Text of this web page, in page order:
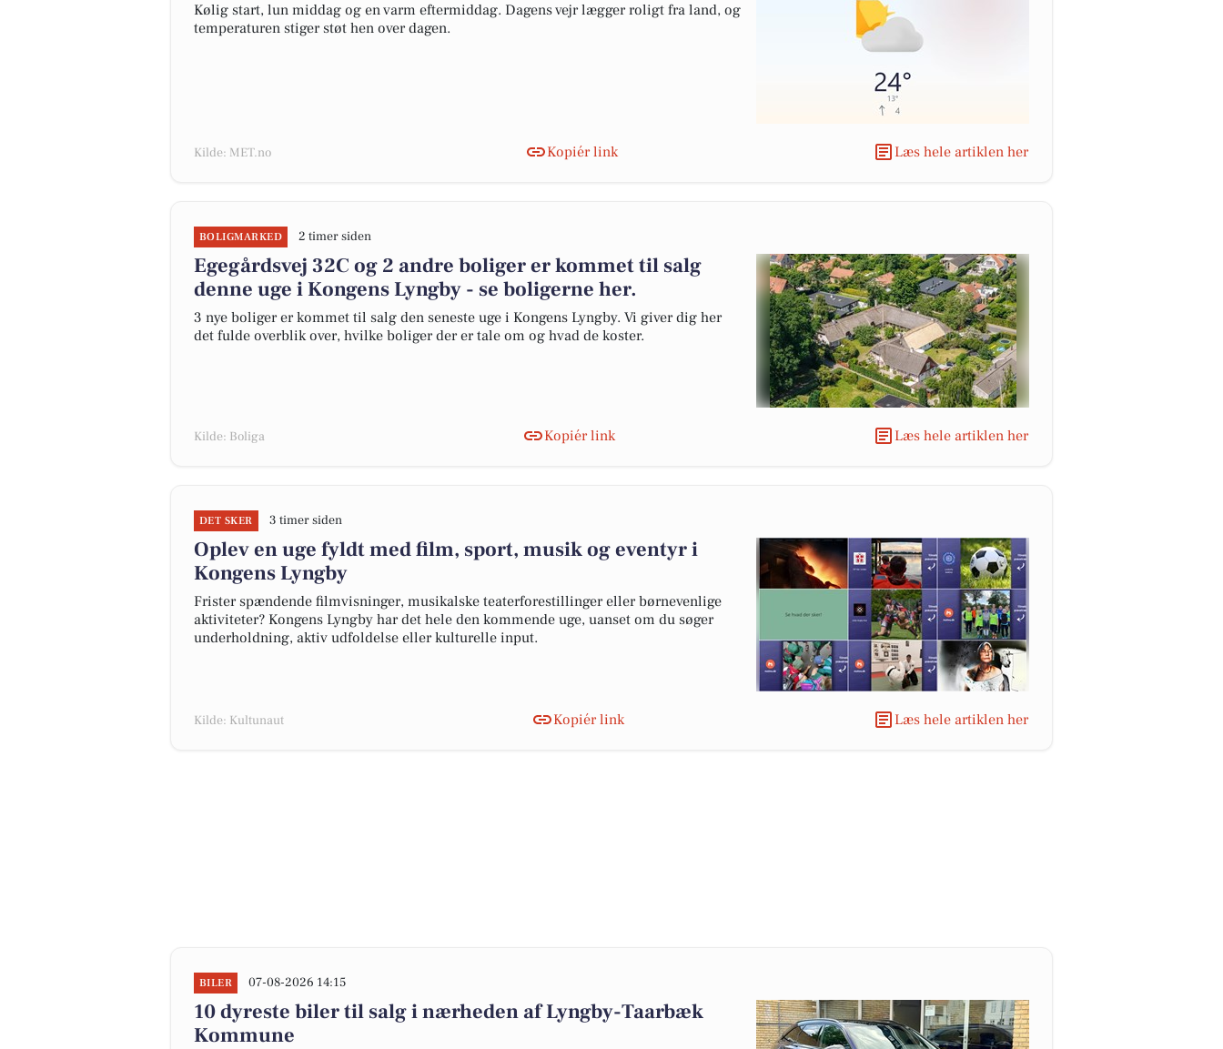
Kølig start, lun middag og en varm eftermiddag. Dagens vejr lægger roligt fra land, og
temperaturen stiger støt hen over dagen.
Kilde: MET.no Kopiér link Læs hele artiklen her
BOLIGMARKED 2 timer siden
Egegårdsvej 32C og 2 andre boliger er kommet til salg
denne uge i Kongens Lyngby - se boligerne her.
3 nye boliger er kommet til salg den seneste uge i Kongens Lyngby. Vi giver dig her
det fulde overblik over, hvilke boliger der er tale om og hvad de koster.
Kilde: Boliga Kopiér link Læs hele artiklen her
DET SKER 3 timer siden
Oplev en uge fyldt med film, sport, musik og eventyr i
Kongens Lyngby
Frister spændende filmvisninger, musikalske teaterforestillinger eller børnevenlige
aktiviteter? Kongens Lyngby har det hele den kommende uge, uanset om du søger
underholdning, aktiv udfoldelse eller kulturelle input.
Kilde: Kultunaut Kopiér link Læs hele artiklen her
BILER 07-08-2026 14:15
10 dyreste biler til salg i nærheden af Lyngby-Taarbæk
Kommune